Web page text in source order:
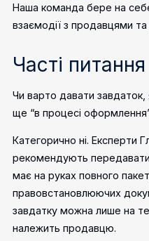
Наша команда бере на себе
взаємодії з продавцями
Часті питання
Чи варто давати
ще “в процесі
Категорично ні. Експерти
рекомендують
має на руках повного
правовстановлюючих
завдатку можна лише на
належить продавцю.